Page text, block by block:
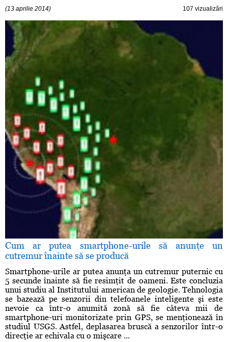
(13 aprilie 2014) 107 vizualizări
Cum ar putea smartphone-urile să anunţe un
cutremur înainte să se producă
Smartphone-urile ar putea anunţa un cutremur puternic cu
5 secunde înainte să fie resimţit de oameni. Este concluzia
unui studiu al Institutului american de geologie. Tehnologia
se bazează pe senzorii din telefoanele inteligente şi este
nevoie ca într-o anumită zonă să fie câteva mii de
smartphone-uri monitorizate prin GPS, se menţionează în
studiul USGS. Astfel, deplasarea bruscă a senzorilor într-o
direcţie ar echivala cu o mişcare ...